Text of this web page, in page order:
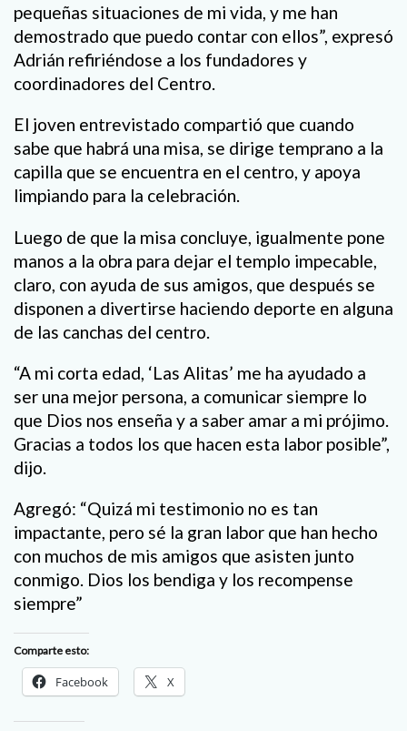
pequeñas situaciones de mi vida, y me han
demostrado que puedo contar con ellos”, expresó
Adrián refiriéndose a los fundadores y
coordinadores del Centro.
El joven entrevistado compartió que cuando
sabe que habrá una misa, se dirige temprano a la
capilla que se encuentra en el centro, y apoya
limpiando para la celebración.
Luego de que la misa concluye, igualmente pone
manos a la obra para dejar el templo impecable,
claro, con ayuda de sus amigos, que después se
disponen a divertirse haciendo deporte en alguna
de las canchas del centro.
“A mi corta edad, ‘Las Alitas’ me ha ayudado a
ser una mejor persona, a comunicar siempre lo
que Dios nos enseña y a saber amar a mi prójimo.
Gracias a todos los que hacen esta labor posible”,
dijo.
Agregó: “Quizá mi testimonio no es tan
impactante, pero sé la gran labor que han hecho
con muchos de mis amigos que asisten junto
conmigo. Dios los bendiga y los recompense
siempre”
Comparte esto:
Facebook X